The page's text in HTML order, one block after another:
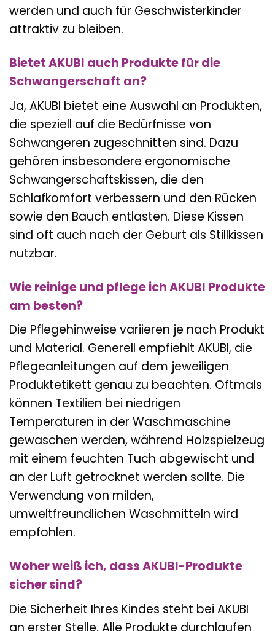
werden und auch für Geschwisterkinder
attraktiv zu bleiben.
Bietet AKUBI auch Produkte für die
Schwangerschaft an?
Ja, AKUBI bietet eine Auswahl an Produkten,
die speziell auf die Bedürfnisse von
Schwangeren zugeschnitten sind. Dazu
gehören insbesondere ergonomische
Schwangerschaftskissen, die den
Schlafkomfort verbessern und den Rücken
sowie den Bauch entlasten. Diese Kissen
sind oft auch nach der Geburt als Stillkissen
nutzbar.
Wie reinige und pflege ich AKUBI Produkte
am besten?
Die Pflegehinweise variieren je nach Produkt
und Material. Generell empfiehlt AKUBI, die
Pflegeanleitungen auf dem jeweiligen
Produktetikett genau zu beachten. Oftmals
können Textilien bei niedrigen
Temperaturen in der Waschmaschine
gewaschen werden, während Holzspielzeug
mit einem feuchten Tuch abgewischt und
an der Luft getrocknet werden sollte. Die
Verwendung von milden,
umweltfreundlichen Waschmitteln wird
empfohlen.
Woher weiß ich, dass AKUBI-Produkte
sicher sind?
Die Sicherheit Ihres Kindes steht bei AKUBI
an erster Stelle. Alle Produkte durchlaufen